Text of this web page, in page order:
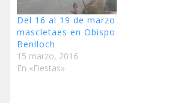
Del 16 al 19 de marzo
mascletaes en Obispo
Benlloch
15 marzo, 2016
En «Fiestas»